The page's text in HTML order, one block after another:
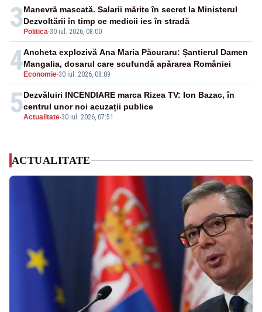
3 Politica-30 iul. 2026, 08:00
Manevră mascată. Salarii mărite în secret la Ministerul
Dezvoltării în timp ce medicii ies în stradă
4 Economie-30 iul. 2026, 08:09
Ancheta explozivă Ana Maria Păcuraru: Șantierul Damen
Mangalia, dosarul care scufundă apărarea României
5Actualitate-30 iul. 2026, 07:51
Dezvăluiri INCENDIARE marca Rizea TV: Ion Bazac, în
centrul unor noi acuzații publice
ACTUALITATE